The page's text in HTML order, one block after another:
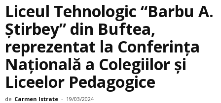
Liceul Tehnologic “Barbu A.
Știrbey” din Buftea,
reprezentat la Conferința
Națională a Colegiilor și
Liceelor Pedagogice
de Carmen Istrate - 19/03/2024